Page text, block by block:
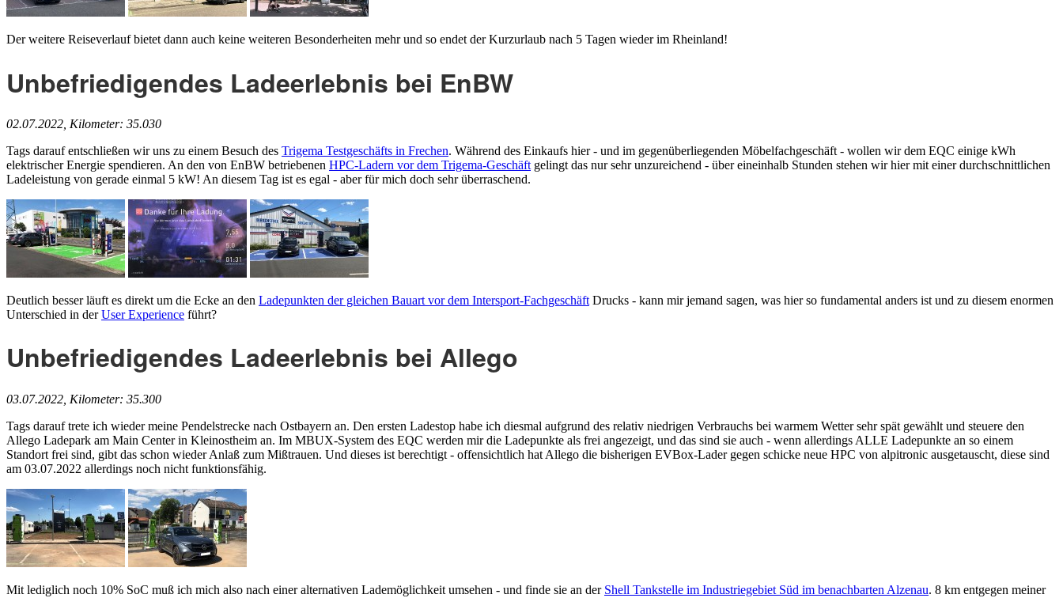
Der weitere Reiseverlauf bietet dann auch keine weiteren Besonderheiten mehr und so endet der Kurzurlaub nach 5 Tagen wieder im Rheinland!
Unbefriedigendes Ladeerlebnis bei EnBW
02.07.2022, Kilometer: 35.030
Tags darauf entschließen wir uns zu einem Besuch des Trigema Testgeschäfts in Frechen. Während des Einkaufs hier - und im gegenüberliegenden Möbelfachgeschäft - wollen wir dem EQC einige kWh
elektrischer Energie spendieren. An den von EnBW betriebenen HPC-Ladern vor dem Trigema-Geschäft gelingt das nur sehr unzureichend - über eineinhalb Stunden stehen wir hier mit einer durchschnittlichen
Ladeleistung von gerade einmal 5 kW! An diesem Tag ist es egal - aber für mich doch sehr überraschend.
Deutlich besser läuft es direkt um die Ecke an den Ladepunkten der gleichen Bauart vor dem Intersport-Fachgeschäft Drucks - kann mir jemand sagen, was hier so fundamental anders ist und zu diesem enormen
Unterschied in derUser Experience führt?
Unbefriedigendes Ladeerlebnis bei Allego
03.07.2022, Kilometer: 35.300
Tags darauf trete ich wieder meine Pendelstrecke nach Ostbayern an. Den ersten Ladestop habe ich diesmal aufgrund des relativ niedrigen Verbrauchs bei warmem Wetter sehr spät gewählt und steuere den
Allego Ladepark am Main Center in Kleinostheim an. Im MBUX-System des EQC werden mir die Ladepunkte als frei angezeigt, und das sind sie auch - wenn allerdings ALLE Ladepunkte an so einem
Standort frei sind, gibt das schon wieder Anlaß zum Mißtrauen. Und dieses ist berechtigt - offensichtlich hat Allego die bisherigen EVBox-Lader gegen schicke neue HPC von alpitronic ausgetauscht, diese sind
am 03.07.2022 allerdings noch nicht funktionsfähig.
Mit lediglich noch 10% SoC muß ich mich also nach einer alternativen Lademöglichkeit umsehen - und finde sie an der Shell Tankstelle im Industriegebiet Süd im benachbarten Alzenau. 8 km entgegen meiner